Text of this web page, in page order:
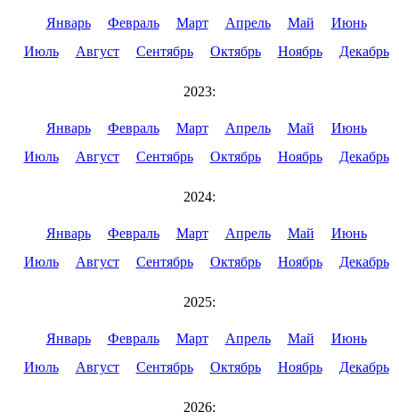
Январь Февраль Март Апрель Май
Июнь
Июль
Август Сентябрь Октябрь Ноябрь Декабрь
2023:
Январь Февраль Март Апрель Май
Июнь
Июль
Август Сентябрь Октябрь Ноябрь Декабрь
2024:
Январь Февраль Март Апрель Май
Июнь
Июль
Август Сентябрь Октябрь Ноябрь Декабрь
2025:
Январь Февраль Март Апрель Май
Июнь
Июль
Август Сентябрь Октябрь Ноябрь Декабрь
2026: